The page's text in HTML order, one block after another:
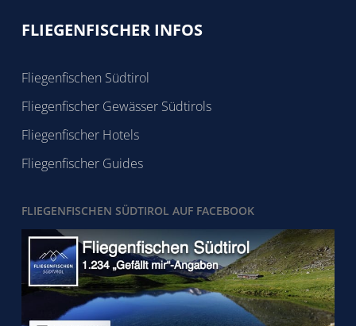
FLIEGENFISCHER INFOS
Fliegenfischen Südtirol
Fliegenfischer Gewässer Südtirols
Fliegenfischer Hotels
Fliegenfischer Guides
FLIEGENFISCHEN SÜDTIROL AUF FACEBOOK